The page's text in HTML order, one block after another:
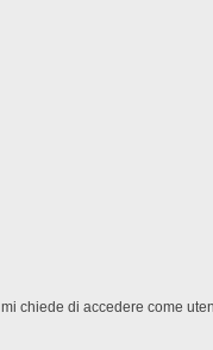
chiede di accedere come